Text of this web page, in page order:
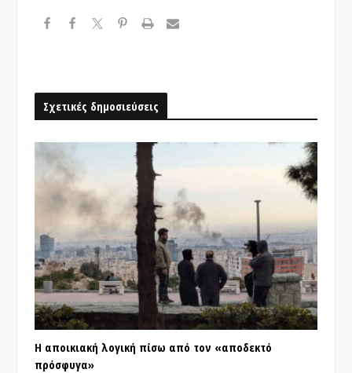
Σχετικές δημοσιεύσεις
Η αποικιακή λογική πίσω από τον «αποδεκτό
πρόσφυγα»